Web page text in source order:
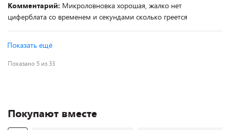
Комментарий: Микроловновка хорошая, жалко нет
циферблата со временем и секундами сколько греется
Показать ещё
Показано 5 из 33
Покупают вместе